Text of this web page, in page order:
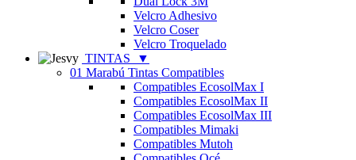
Velcro Adhesivo
Velcro Coser
Velcro Troquelado
TINTAS
▼
01 Marabú Tintas Compatibles
Compatibles EcosolMax I
Compatibles EcosolMax II
Compatibles EcosolMax III
Compatibles Mimaki
Compatibles Mutoh